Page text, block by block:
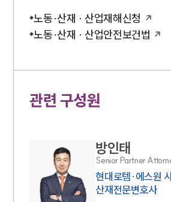
노동·산재 · 산업재해신청
노동·산재 · 산업안전보건법
관련 구성원
방인태
Senior Partner
현대로템·에스원
산재전문변호사